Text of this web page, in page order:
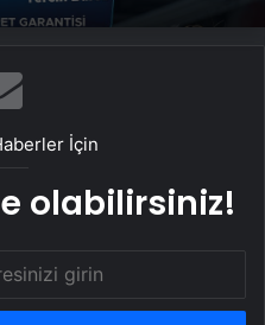
İçin
olabilirsiniz!